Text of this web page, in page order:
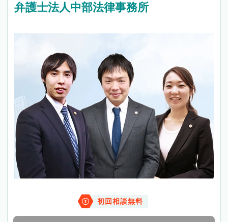
弁護士法人中部法律事務所
初回相談無料